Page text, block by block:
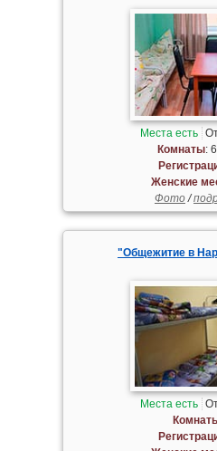
Места есть
Комнаты:
Женские
Фото/
"Общежитие в
Места есть